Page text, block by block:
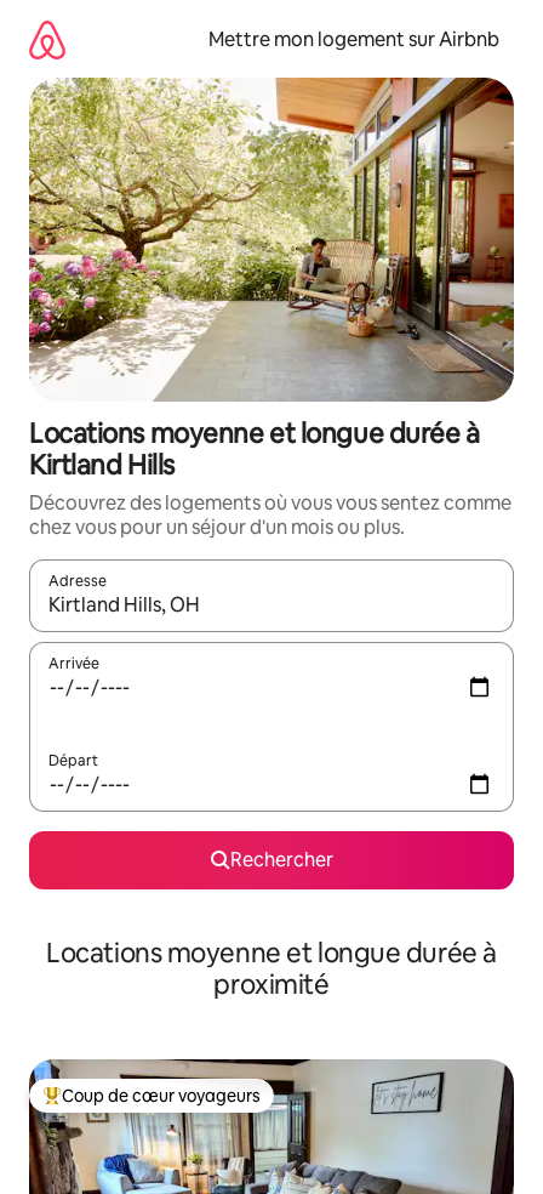
directement
contenu
Mettre mon logement sur Airbnb
Locations moyenne et longue durée à
Kirtland Hills
Découvrez des logements où vous vous sentez comme
chez vous pour un séjour d'un mois ou plus.
Adresse
Lorsque les résultats s'affichent, utilisez les flèches vers le
Arrivée
Départ
Rechercher
Locations moyenne et longue durée à
proximité
Coups de cœur voyageurs les plus appréciés
Coup de cœur voyageurs